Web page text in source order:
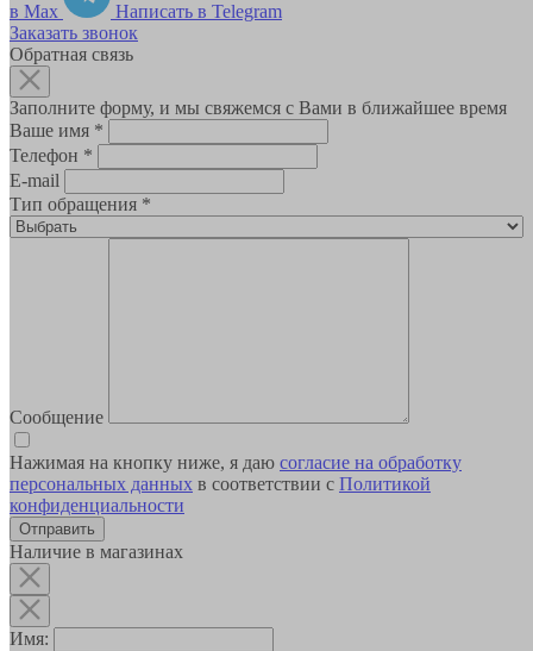
в Max
Написать в Telegram
Заказать звонок
Обратная связь
Заполните форму, и мы свяжемся с Вами в ближайшее время
Ваше имя *
Телефон *
E-mail
Тип обращения *
Сообщение
Нажимая на кнопку ниже, я даю согласие на обработку
персональных данных в соответствии с Политикой
конфиденциальности
Наличие в магазинах
Имя: